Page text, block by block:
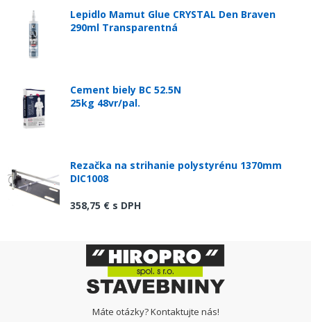
Lepidlo Mamut Glue CRYSTAL Den Braven
290ml Transparentná
Cement biely BC 52.5N
25kg 48vr/pal.
Rezačka na strihanie polystyrénu 1370mm
DIC1008
358,75 € s DPH
Máte otázky? Kontaktujte nás!